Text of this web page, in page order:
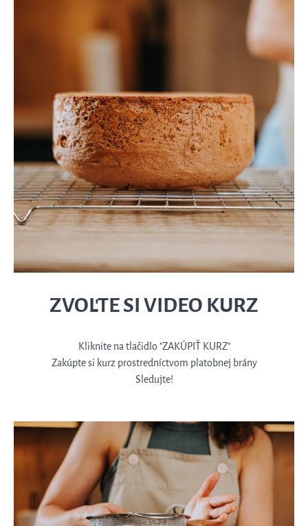
ZVOĽTE SI VIDEO KURZ
Kliknite na tlačidlo "ZAKÚPIŤ KURZ"
Zakúpte si kurz prostredníctvom platobnej brány
Sledujte!